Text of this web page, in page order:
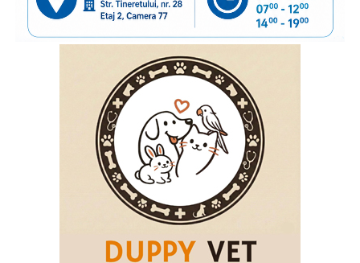
încurajându-i să păstreze o legătură permanentă cu copiii
rămași acasă și să acorde atenție nevoilor lor emoționale.
Vom continua acest parteneriat, convinși că informarea și
cooperarea dintre instituții și organizațiile cu experiență
pot contribui la protejarea interesului superior al copilului
și la sprijinirea familiilor aflate în această situație”
inspectorul general al Poliției de Frontieră
Române, chestor principal de poliție Cornel Laurian